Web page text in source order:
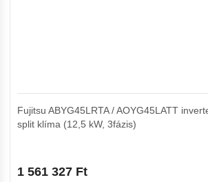
Fujitsu ABYG45LRTA / AOYG45LATT
split klíma (12,5 kW, 3fázis)
1 561 327 Ft